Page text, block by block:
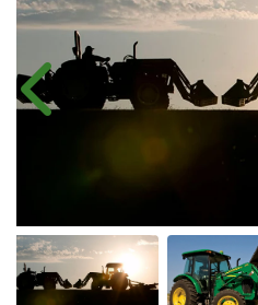
Anterior